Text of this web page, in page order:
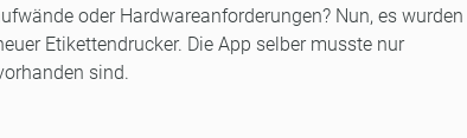
oder Hardwareanforderungen? Nun, es wurden
Etikettendrucker. Die App selber musste nur
sind.